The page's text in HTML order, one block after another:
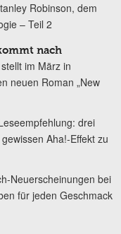
Robinson, dem
– Teil 2
nach
im März in
neuen Roman „New
drei
Aha!-Effekt zu
Neuerscheinungen bei
für jeden Geschmack